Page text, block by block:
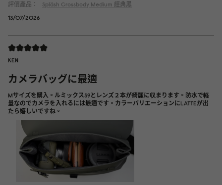
評價產品：
Spläsh Crossbody Medium 經典黑
13/07/2026
KEN
カメラバッグに最適
Mサイズを購入。ルミックスS9とレンズ２本が綺麗に収まります。防水で軽
量なのでカメラを入れるには最適です。カラーバリエーションにLATTEが出
たら嬉しいですね。